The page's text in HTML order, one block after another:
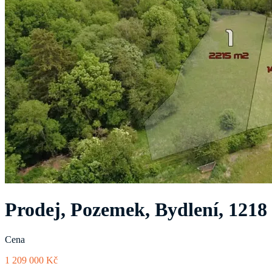
Prodej, Pozemek, Bydlení, 1218
Cena
1 209 000 Kč